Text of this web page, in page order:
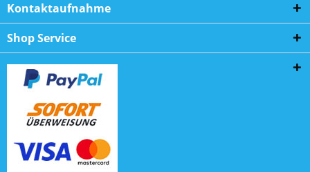
Kontaktaufnahme
Shop Service